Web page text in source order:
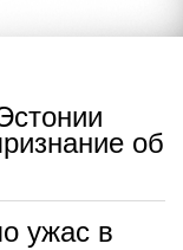
об
ужас в